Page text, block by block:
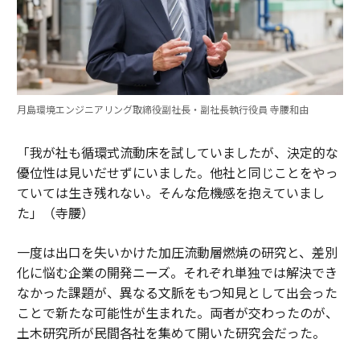
月島環境エンジニアリング取締役副社長・副社長執行役員 寺腰和由
「我が社も循環式流動床を試していましたが、決定的な
優位性は見いだせずにいました。他社と同じことをやっ
ていては生き残れない。そんな危機感を抱えていまし
た」（寺腰）
一度は出口を失いかけた加圧流動層燃焼の研究と、差別
化に悩む企業の開発ニーズ。それぞれ単独では解決でき
なかった課題が、異なる文脈をもつ知見として出会った
ことで新たな可能性が生まれた。両者が交わったのが、
土木研究所が民間各社を集めて開いた研究会だった。